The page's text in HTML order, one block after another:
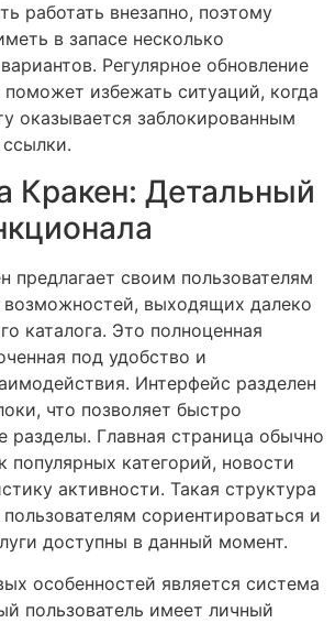
работать внезапно, поэтому
в запасе несколько
Регулярное обновление
поможет избежать ситуаций, когда
оказывается заблокированным
Кракен: Детальный
предлагает своим пользователям
выходящих далеко
каталога. Это полноценная
под удобство и
Интерфейс разделен
что позволяет быстро
разделы. Главная страница обычно
популярных категорий, новости
активности. Такая структура
сориентироваться и
доступны в данный момент.
особенностей является система
пользователь имеет личный